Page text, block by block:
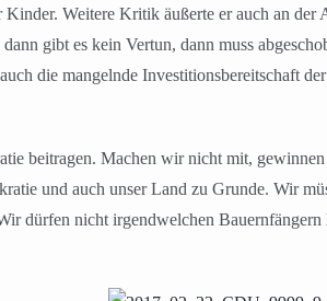
Weitere Kritik äußerte er auch an
gibt es kein Vertun, dann muss
die mangelnde Investitionsbereitschaft
beitragen. Machen wir nicht mit,
und auch unser Land zu Grunde. Wir
dürfen nicht irgendwelchen